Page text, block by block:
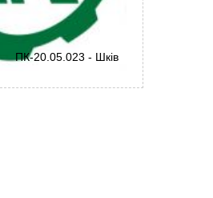
ПК-20.05.023 - Шків